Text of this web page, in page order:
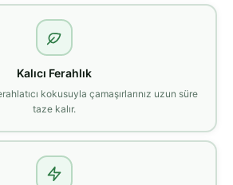
Kalıcı Ferahlık
kokusuyla çamaşırlarınız uzun süre
taze kalır.